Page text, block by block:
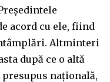
acord cu ele, fiind
Altminteri
după ce o altă
națională,